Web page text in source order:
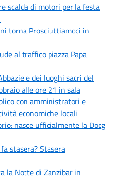
scalda di motori per la festa
torna Prosciuttiamoci in
al traffico piazza Papa
e dei luoghi sacri del
alle ore 21 in sala
con amministratori e
economiche locali
nasce ufficialmente la Docg
stasera? Stasera
la Notte di Zanzibar in